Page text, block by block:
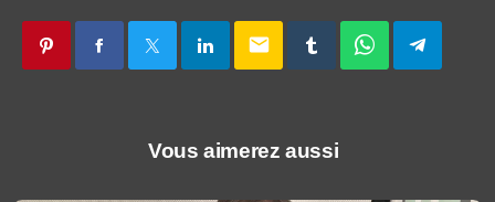
email
Vous aimerez aussi